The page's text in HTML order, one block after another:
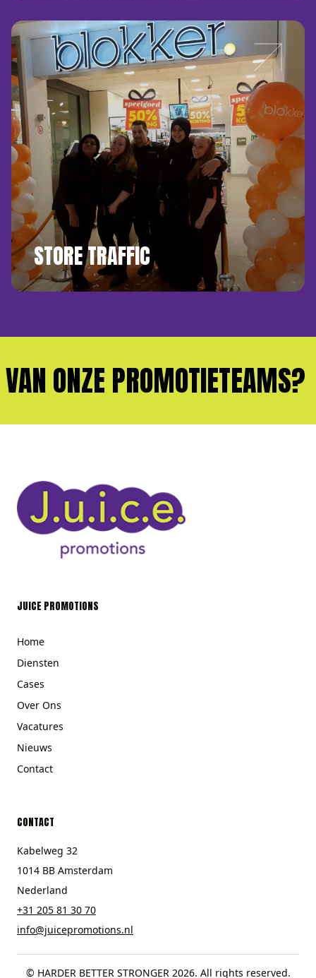
STORE TRAFFIC
ONZE PROMOTIETEAMS?
JUICE PROMOTIONS
Home
Diensten
Cases
Over Ons
Vacatures
Nieuws
Contact
CONTACT
Kabelweg 32
1014 BB Amsterdam
Nederland
+31 205 81 30 70
info@juicepromotions.nl
© HARDER BETTER STRONGER 2026. All rights reserved.